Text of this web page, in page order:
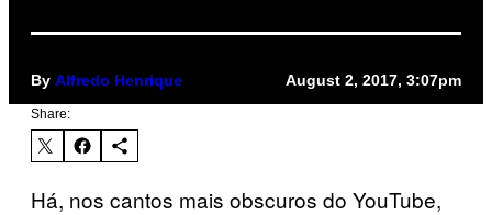
By Alfredo Henrique August 2, 2017, 3:07pm
Share:
Há, nos cantos mais obscuros do YouTube,